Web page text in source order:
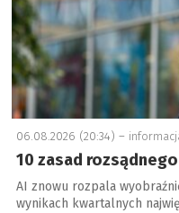
06.08.2026 (20:34) –
10 zasad
AI znowu rozpala
wynikach kwartalnych